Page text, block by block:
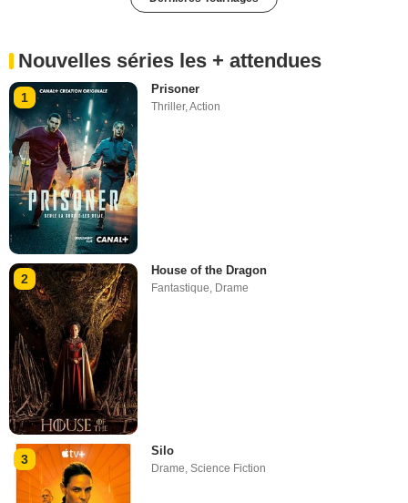
Nouvelles séries les + attendues
1
Prisoner
Thriller,Action
2
House of the Dragon
Fantastique Drame
3
Silo
Drame,Science Fiction